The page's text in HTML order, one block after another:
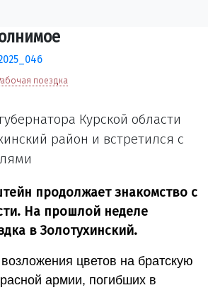
поездка
Курской области
район и встретился с
продолжает знакомство с
На прошлой неделе
в Золотухинский.
цветов на братскую
армии, погибших в